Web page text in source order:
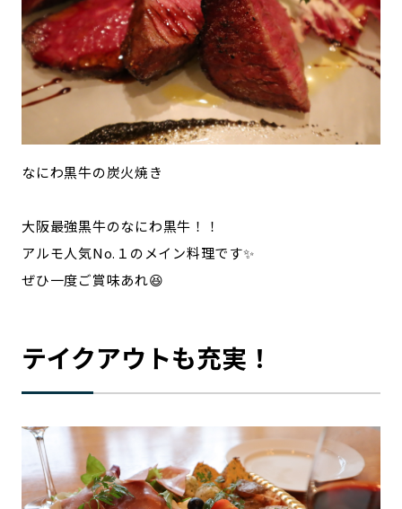
なにわ黒牛の炭火焼き
大阪最強黒牛のなにわ黒牛！！
アルモ人気No.１のメイン料理です✨
ぜひ一度ご賞味あれ😆
テイクアウトも充実！